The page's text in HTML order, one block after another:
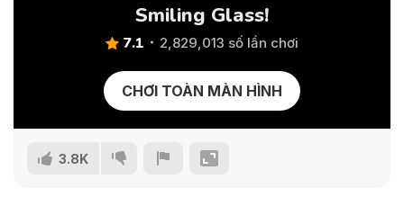
Smiling Glass!
7.1 2,829,013 số lần chơi
CHƠI TOÀN MÀN HÌNH
3.8K